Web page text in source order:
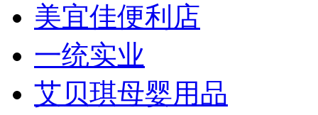
美宜佳便利店
一统实业
艾贝琪母婴用品